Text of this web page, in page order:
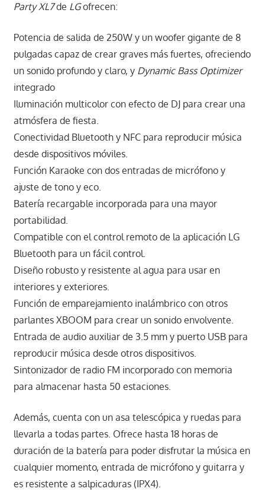
Party XL7de LGofrecen:
Potencia de salida de 250W y un woofer gigante de 8
pulgadas capaz de crear graves más fuertes, ofreciendo
un sonido profundo y claro, y Dynamic Bass Optimizer
integrado
Iluminación multicolor con efecto de DJ para crear una
atmósfera de fiesta.
Conectividad Bluetooth y NFC para reproducir música
desde dispositivos móviles.
Función Karaoke con dos entradas de micrófono y
ajuste de tono y eco.
Batería recargable incorporada para una mayor
portabilidad.
Compatible con el control remoto de la aplicación LG
Bluetooth para un fácil control.
Diseño robusto y resistente al agua para usar en
interiores y exteriores.
Función de emparejamiento inalámbrico con otros
parlantes XBOOM para crear un sonido envolvente.
Entrada de audio auxiliar de 3.5 mm y puerto USB para
reproducir música desde otros dispositivos.
Sintonizador de radio FM incorporado con memoria
para almacenar hasta 50 estaciones.
Además, cuenta con un asa telescópica y ruedas para
llevarla a todas partes. Ofrece hasta 18 horas de
duración de la batería para poder disfrutar la música en
cualquier momento, entrada de micrófono y guitarra y
es resistente a salpicaduras (IPX4).